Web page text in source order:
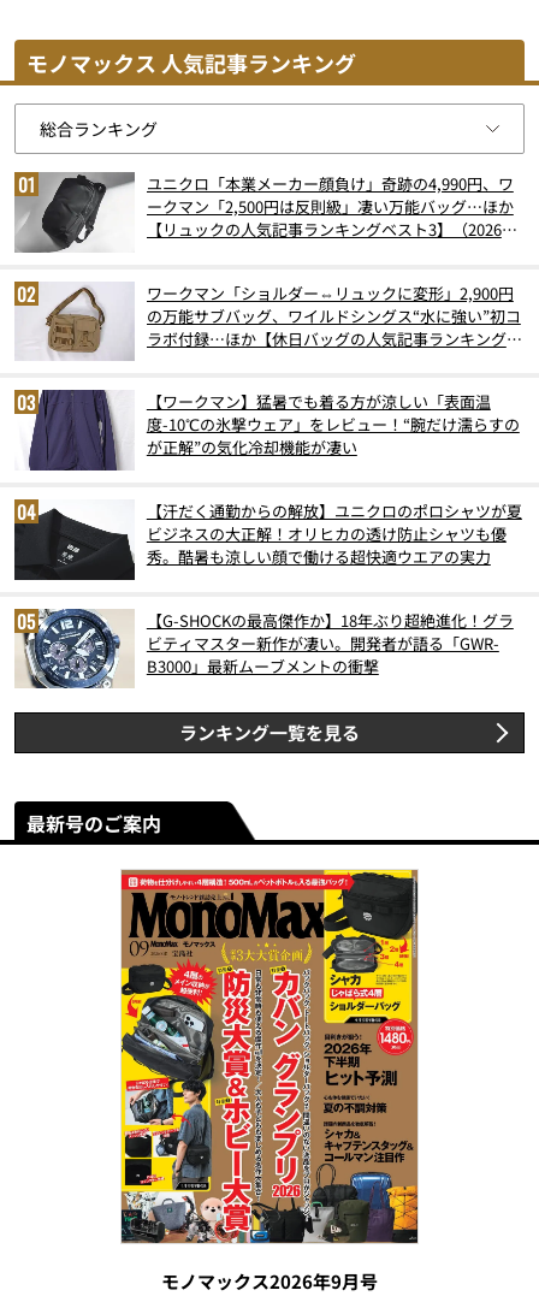
モノマックス 人気記事ランキング
ユニクロ「本業メーカー顔負け」奇跡の4,990円、ワ
ークマン「2,500円は反則級」凄い万能バッグ…ほか
【リュックの人気記事ランキングベスト3】（2026年
ワークマン「ショルダー⇔リュックに変形」2,900円
の万能サブバッグ、ワイルドシングス“水に強い”初コ
ラボ付録…ほか【休日バッグの人気記事ランキングベ
【ワークマン】猛暑でも着る方が涼しい「表面温
度-10℃の氷撃ウェア」をレビュー！“腕だけ濡らすの
が正解”の気化冷却機能が凄い
【汗だく通勤からの解放】ユニクロのポロシャツが夏
ビジネスの大正解！オリヒカの透け防止シャツも優
秀。酷暑も涼しい顔で働ける超快適ウエアの実力
【G-SHOCKの最高傑作か】18年ぶり超絶進化！グラ
ビティマスター新作が凄い。開発者が語る「GWR-
B3000」最新ムーブメントの衝撃
ランキング一覧を見る
最新号のご案内
モノマックス2026年9月号